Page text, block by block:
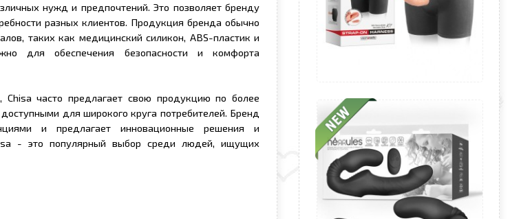
нужд и предпочтений. Это позволяет бренду
разных клиентов. Продукция бренда обычно
таких как медицинский силикон, ABS-пластик и
для обеспечения безопасности и комфорта
часто предлагает свою продукцию по более
для широкого круга потребителей. Бренд
и предлагает инновационные решения и
- это популярный выбор среди людей, ищущих